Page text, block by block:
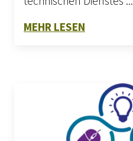
MEHR LESEN